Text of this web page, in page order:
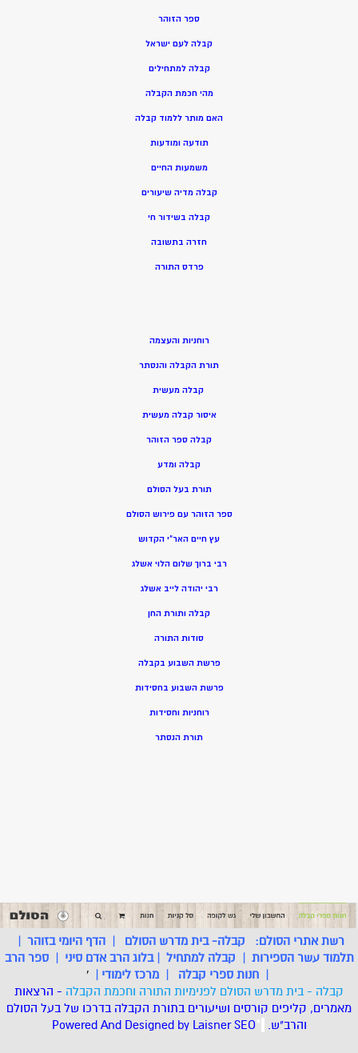
ספר הזוהר
קבלה לעם ישראל
קבלה למתחילים
מהי חכמת הקבלה
האם מותר ללמוד קבלה
תודעה ומודעות
משמעות החיים
קבלה מדיה שיעורים
קבלה בשידור חי
חזרה בתשובה
פרדס התורה
רוחניות והעצמה
תורת הקבלה והנסתר
קבלה מעשית
איסור קבלה מעשית
קבלה ספר הזוהר
קבלה ומדע
תורת בעל הסולם
ספר הזוהר עם פירוש הסולם
עץ חיים האר”י הקדוש
רבי ברוך שלום הלוי אשלג
רבי יהודה לייב אשלג
קבלה ותורת החן
סודות התורה
פרשת השבוע בקבלה
פרשת השבוע בחסידות
רוחניות וחסידות
תורת הנסתר
רשת אתרי הסולם: קבלה- בית מדרש הסולם |הדף היומי בזוהר
תלמוד עשר הספירות
קבלה למתחיל |בלוג הרב אדם סיני |ספר הרב
חנות ספרי קבלה מרכז לימודי
'
קבלה - בית מדרש הסולם לפנימיות התורה וחכמת הקבלה - הרצאות
מאמרים, קליפים קורסים ושיעורים בתורת הקבלה בדרכו של בעל הסולם
והרב"ש. *
Powered And Designed by LaisnerSEO